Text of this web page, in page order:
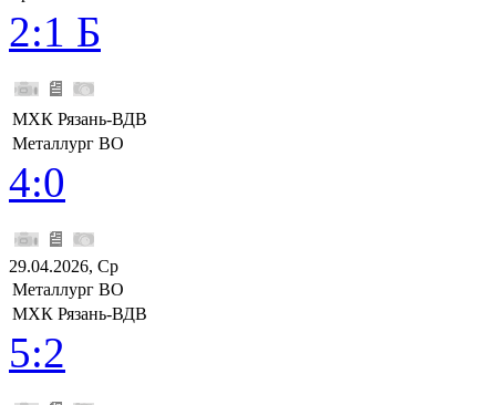
2:1 Б
МХК Рязань-ВДВ
Металлург ВО
4:0
29.04.2026, Ср
Металлург ВО
МХК Рязань-ВДВ
5:2